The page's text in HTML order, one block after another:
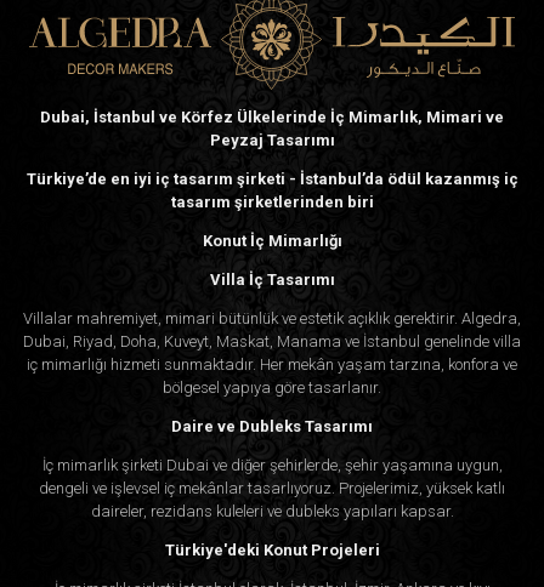
Dubai, İstanbul ve Körfez Ülkelerinde İç Mimarlık, Mimari ve
Peyzaj Tasarımı
Türkiye’de en iyi iç tasarım şirketi - İstanbul’da ödül kazanmış iç
tasarım şirketlerinden biri
Konut İç Mimarlığı
Villa İç Tasarımı
Villalar mahremiyet, mimari bütünlük ve estetik açıklık gerektirir. Algedra,
Dubai, Riyad, Doha, Kuveyt, Maskat, Manama ve İstanbul genelinde villa
iç mimarlığı hizmeti sunmaktadır. Her mekân yaşam tarzına, konfora ve
bölgesel yapıya göre tasarlanır.
Daire ve Dubleks Tasarımı
İç mimarlık şirketi Dubai ve diğer şehirlerde, şehir yaşamına uygun,
dengeli ve işlevsel iç mekânlar tasarlıyoruz. Projelerimiz, yüksek katlı
daireler, rezidans kuleleri ve dubleks yapıları kapsar.
Türkiye'deki Konut Projeleri